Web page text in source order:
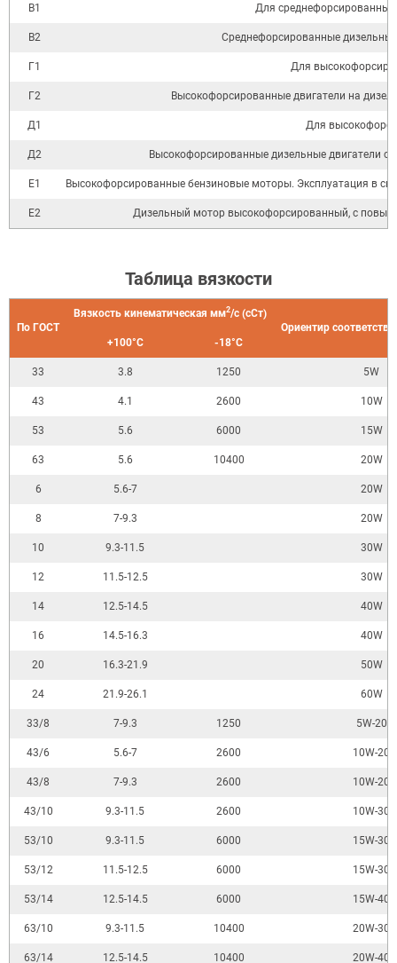
В1 Для
В2 Среднефорсированные
Г1 Для
Г2 Высокофорсированные двигатели на
Д1 Для
Д2 Высокофорсированные дизельные двигатели с
Е1 Высокофорсированные бензиновые моторы. Эксплуатация в
Е2 Дизельный мотор высокофорсированный, с
Таблица вязкости
По ГОСТ
Вязкость кинематическая мм2/с (сСт)
Ориентир
+100°С
-18°С
33 3.8 1250 5W
43 4.1 2600 10W
53 5.6 6000 15W
63 5.6 10400 20W
6 5.6-7 20W
8 7-9.3 20W
10 9.3-11.5 30W
12 11.5-12.5 30W
14 12.5-14.5 40W
16 14.5-16.3 40W
20 16.3-21.9 50W
24 21.9-26.1 60W
33/8 7-9.3 1250 5W-20
43/6 5.6-7 2600 10W-20
43/8 7-9.3 2600 10W-20
43/10 9.3-11.5 2600 10W-30
53/10 9.3-11.5 6000 15W-30
53/12 11.5-12.5 6000 15W-30
53/14 12.5-14.5 6000 15W-40
63/10 9.3-11.5 10400 20W-30
63/14 12.5-14.5 10400 20W-40